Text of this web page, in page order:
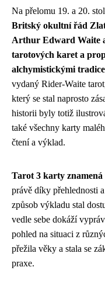
Na přelomu 19. a 20.
Britský okultní řád
Arthur Edward Waite
tarotových karet a
alchymistickými
vydaný Rider-Waite
který se stal naprosto
historii byly totiž
také všechny karty
čtení a výklad.
Tarot 3 karty
právě díky přehlednosti
způsob výkladu stal
vedle sebe dokáží
pohled na situaci z
přežila věky a stala se
praxe.